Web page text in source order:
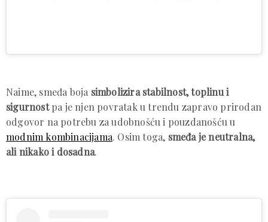
Naime, smeđa boja simbolizira stabilnost, toplinu i
sigurnostpa je njen povratak u trendu zapravo prirodan
odgovor na potrebu za udobnošću i pouzdanošću u
modnim kombinacijama. Osim toga, smeđa je neutralna,
ali nikako i dosadna.